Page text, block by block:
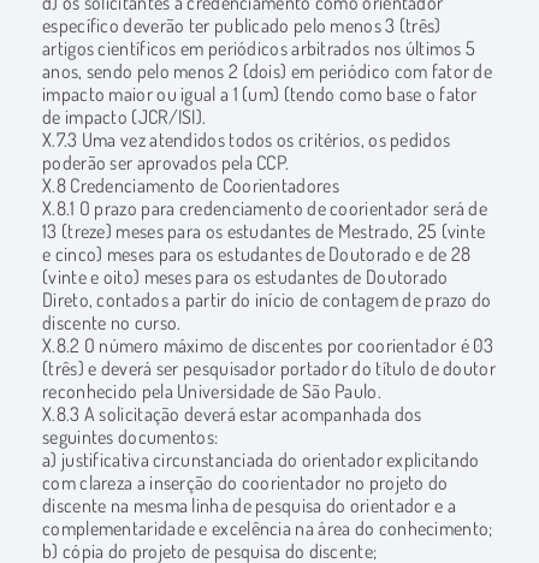
específico deverão ter publicado pelo menos 3 (três)
artigos científicos em periódicos arbitrados nos últimos 5
anos, sendo pelo menos 2 (dois) em periódico com fator de
impacto maior ou igual a 1 (um) (tendo como base o fator
de impacto (JCR/ISI).
X.7.3 Uma vez atendidos todos os critérios, os pedidos
poderão ser aprovados pela CCP.
X.8 Credenciamento de Coorientadores
X.8.1 O prazo para credenciamento de coorientador será de
13 (treze) meses para os estudantes de Mestrado, 25 (vinte
e cinco) meses para os estudantes de Doutorado e de 28
(vinte e oito) meses para os estudantes de Doutorado
Direto, contados a partir do início de contagem de prazo do
discente no curso.
X.8.2 O número máximo de discentes por coorientador é 03
(três) e deverá ser pesquisador portador do título de doutor
reconhecido pela Universidade de São Paulo.
X.8.3 A solicitação deverá estar acompanhada dos
seguintes documentos:
a) justificativa circunstanciada do orientador explicitando
com clareza a inserção do coorientador no projeto do
discente na mesma linha de pesquisa do orientador e a
complementaridade e excelência na área do conhecimento;
b) cópia do projeto de pesquisa do discente;